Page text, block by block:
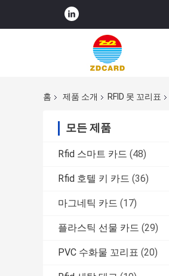
홈 제품 소개 RFID 못 꼬리표
모든 제품
Rfid 스마트 카드 (48)
Rfid 호텔 키 카드 (36)
마그네틱 카드 (17)
플라스틱 선물 카드 (29)
PVC 수화물 꼬리표 (20)